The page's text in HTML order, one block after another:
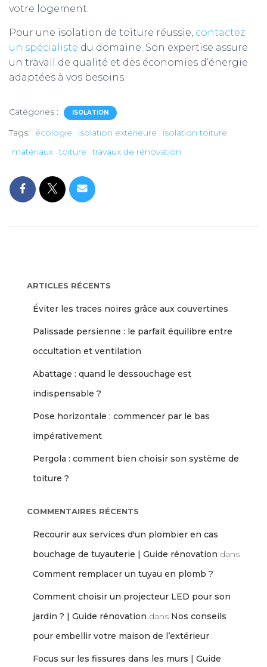
votre logement.
Pour une isolation de toiture réussie, contactez
un spécialiste du domaine. Son expertise assure
un travail de qualité et des économies d’énergie
adaptées à vos besoins.
Catégories : ISOLATION
Tags: écologie isolation extérieure
isolation toiture
matériaux toiture travaux de rénovation
ARTICLES RÉCENTS
Éviter les traces noires grâce aux couvertines
Palissade persienne : le parfait équilibre entre
occultation et ventilation
Abattage : quand le dessouchage est
indispensable ?
Pose horizontale : commencer par le bas
impérativement
Pergola : comment bien choisir son système de
toiture ?
COMMENTAIRES RÉCENTS
Recourir aux services d'un plombier en cas
bouchage de tuyauterie | Guide rénovation dans
Comment remplacer un tuyau en plomb ?
Comment choisir un projecteur LED pour son
jardin ? | Guide rénovation dans Nos conseils
pour embellir votre maison de l’extérieur
Focus sur les fissures dans les murs | Guide